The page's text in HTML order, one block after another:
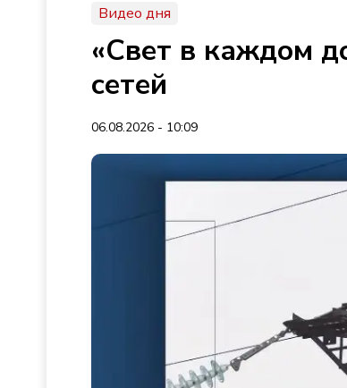
Видео дня
«Свет в каждом
сетей
06.08.2026 - 10:09